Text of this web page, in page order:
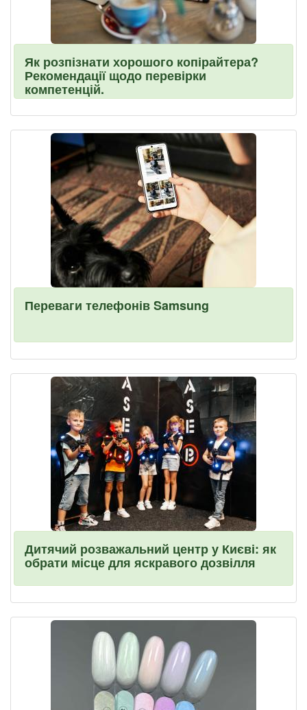
Як розпізнати хорошого копірайтера?
Рекомендації щодо перевірки
компетенцій.
Переваги телефонів Samsung
Дитячий розважальний центр у Києві: як
обрати місце для яскравого дозвілля